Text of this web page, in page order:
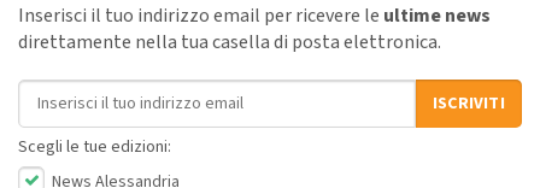
Inserisci il tuo indirizzo email per ricevere le ultime news
direttamente nella tua casella di posta elettronica.
Indirizzo email
ISCRIVITI
Scegli le tue edizioni:
News Alessandria